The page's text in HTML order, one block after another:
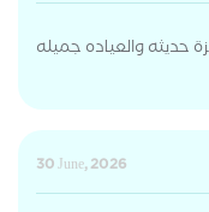
حديثه والعياده جميله
30 June, 2026